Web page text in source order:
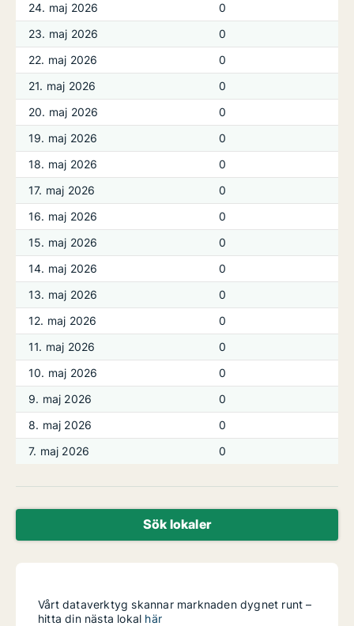
24. maj 2026
0
23. maj 2026
0
22. maj 2026
0
21. maj 2026
0
20. maj 2026
0
19. maj 2026
0
18. maj 2026
0
17. maj 2026
0
16. maj 2026
0
15. maj 2026
0
14. maj 2026
0
13. maj 2026
0
12. maj 2026
0
11. maj 2026
0
10. maj 2026
0
9. maj 2026
0
8. maj 2026
0
7. maj 2026
0
Sök lokaler
Vårt dataverktyg skannar marknaden dygnet runt –
hitta din nästa lokal här